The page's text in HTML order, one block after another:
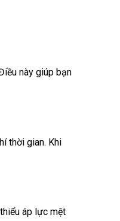
này giúp bạn
thời gian. Khi
áp lực mệt